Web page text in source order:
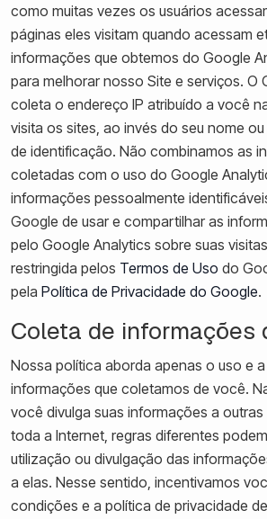
como muitas vezes os usuários
páginas eles visitam quando acessam
informações que obtemos do Google
para melhorar nosso Site e serviços. O
coleta o endereço IP atribuído a você
visita os sites, ao invés do seu nome
de identificação. Não combinamos as
coletadas com o uso do Google
informações pessoalmente
Google de usar e compartilhar as
pelo Google Analytics sobre suas
restringida pelos Termos de Uso do
pela Política de Privacidade do Google.
Coleta de informações
Nossa política aborda apenas o uso e
informações que coletamos de você.
você divulga suas informações a
toda a Internet, regras diferentes
utilização ou divulgação das
a elas. Nesse sentido, incentivamos
condições e a política de privacidade